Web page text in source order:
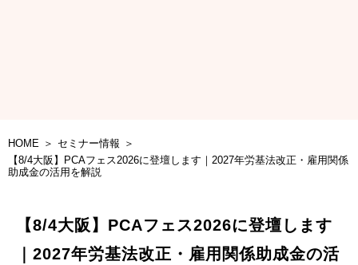
HOME
セミナー情報
【8/4大阪】PCAフェス2026に登壇します｜2027年労基法改正・雇用関係
助成金の活用を解説
【8/4大阪】PCAフェス2026に登壇します
｜2027年労基法改正・雇用関係助成金の活